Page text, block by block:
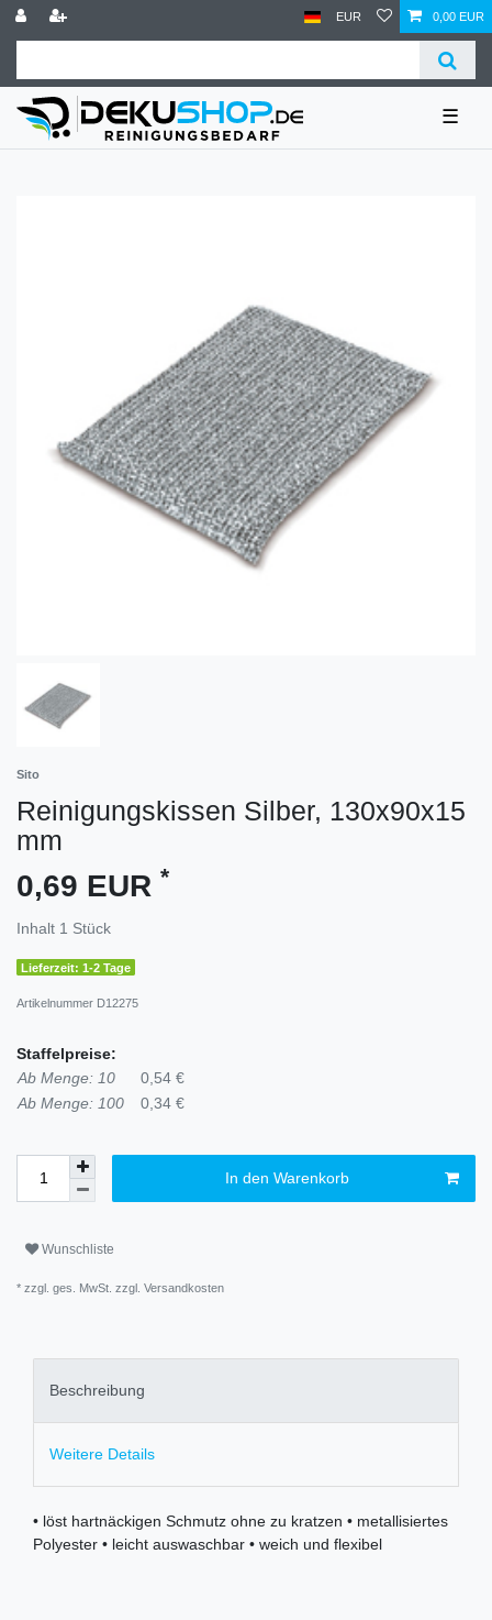
EUR 0,00 EUR
☰
Sito
Reinigungskissen Silber, 130x90x15
mm
0,69 EUR *
Inhalt 1 Stück
Lieferzeit: 1-2 Tage
Artikelnummer D12275
Staffelpreise:
Ab Menge: 10
0,54 €
Ab Menge: 100
0,34 €
In den Warenkorb
Wunschliste
* zzgl. ges. MwSt. zzgl. Versandkosten
Beschreibung
Weitere Details
• löst hartnäckigen Schmutz ohne zu kratzen • metallisiertes
Polyester • leicht auswaschbar • weich und flexibel